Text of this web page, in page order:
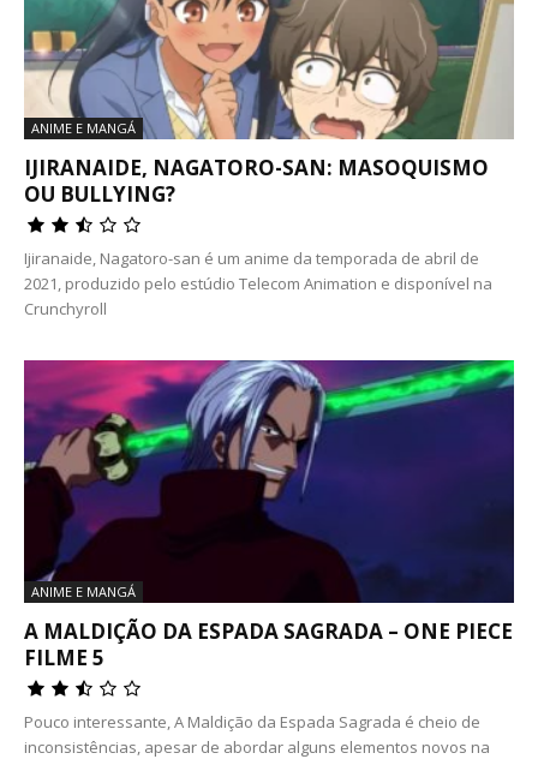
ANIME E MANGÁ
IJIRANAIDE, NAGATORO-SAN: MASOQUISMO
OU BULLYING?
Ijiranaide, Nagatoro-san é um anime da temporada de abril de
2021, produzido pelo estúdio Telecom Animation e disponível na
Crunchyroll
ANIME E MANGÁ
A MALDIÇÃO DA ESPADA SAGRADA – ONE PIECE
FILME 5
Pouco interessante, A Maldição da Espada Sagrada é cheio de
inconsistências, apesar de abordar alguns elementos novos na